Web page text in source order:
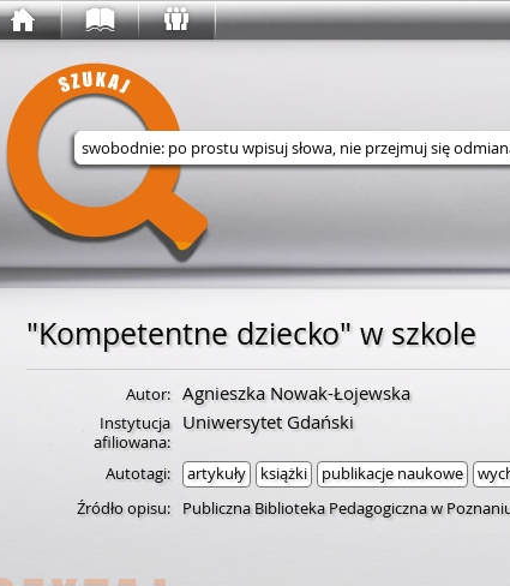
Wyszukaj w serwisie
"Kompetentne dziecko" w szkole
Autor: Agnieszka Nowak-Łojewska
Instytucja
afiliowana:
Uniwersytet Gdański
Autotagi: artykuły książki publikacje naukowe
Źródło opisu:
Publiczna Biblioteka Pedagogiczna w